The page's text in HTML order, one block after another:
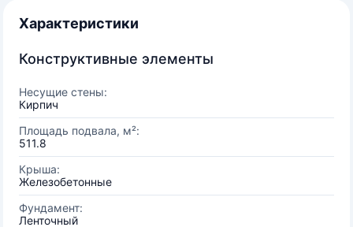
Характеристики
Конструктивные элементы
Несущие стены:
Кирпич
Площадь подвала, м²:
511.8
Крыша:
Железобетонные
Фундамент:
Ленточный